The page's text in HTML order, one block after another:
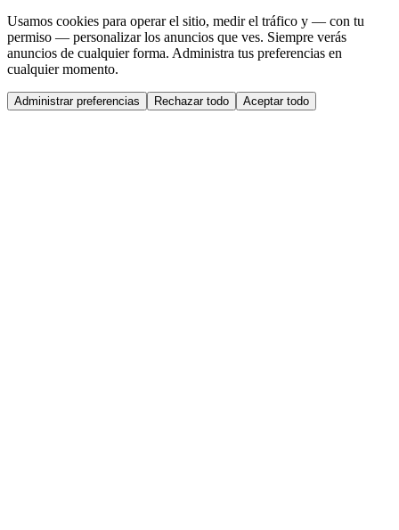
Usamos cookies para operar el sitio, medir el tráfico y — con tu
permiso — personalizar los anuncios que ves. Siempre verás
anuncios de cualquier forma. Administra tus preferencias en
cualquier momento.
Administrar preferencias Rechazar todo Aceptar todo